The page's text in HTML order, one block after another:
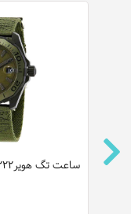
ساعت تگ هویرWAY208E.FC8222